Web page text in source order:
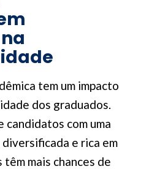
tem um impacto
dos graduados.
candidatos com uma
e rica em
mais chances de